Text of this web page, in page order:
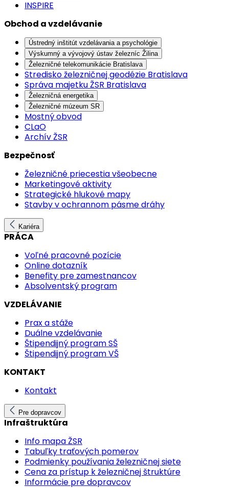
INSPIRE
Obchod a vzdelávanie
Ústredný inštitút vzdelávania a psychológie
Výskumný a vývojový ústav železníc Žilina
Železničné telekomunikácie Bratislava
Stredisko železničnej geodézie Bratislava
Správa majetku ŽSR Bratislava
Železničná energetika
Železničné múzeum SR
Mostný obvod
CLaO
Archív ŽSR
Bezpečnosť
Železničné priecestia všeobecne
Marketingové aktivity
Strategické hlukové mapy
Stavby v ochrannom pásme dráhy
Kariéra
PRÁCA
Voľné pracovné pozície
Online dotazník
Benefity pre zamestnancov
Absolventský program
VZDELÁVANIE
Prax a stáže
Duálne vzdelávanie
Štipendijný program SŠ
Štipendijný program VŠ
KONTAKT
Kontakt
Pre dopravcov
Infraštruktúra
Info mapa ŽSR
Tabuľky traťových pomerov
Podmienky používania železničnej siete
Cena za prístup k železničnej štruktúre
Informácie pre dopravcov